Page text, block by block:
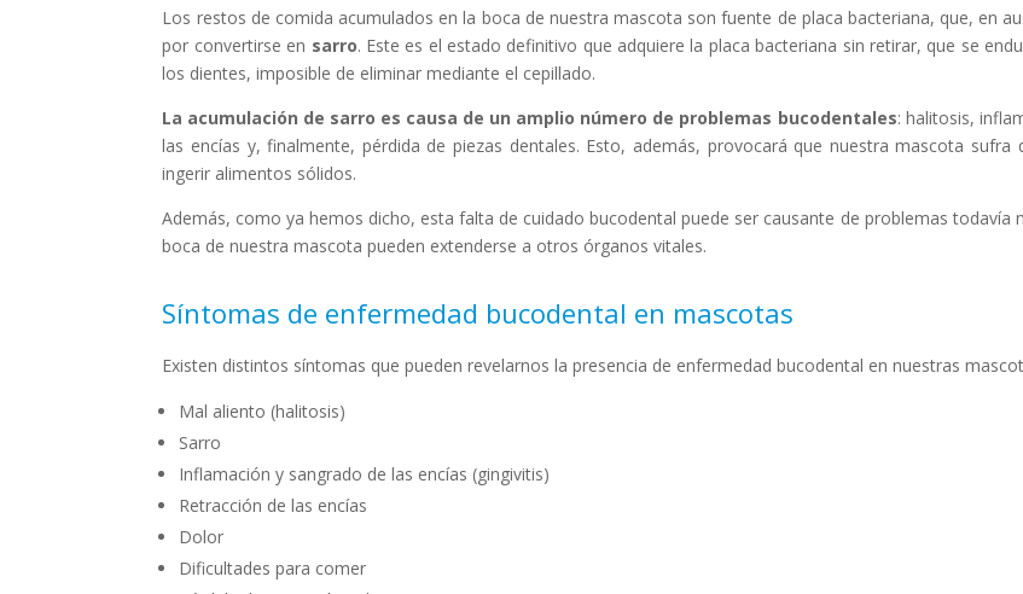
Los restos de comida acumulados en la boca de nuestra mascota son fuente de placa bacteriana, que, en
por convertirse en sarro. Este es el estado definitivo que adquiere la placa bacteriana sin retirar, que se
los dientes, imposible de eliminar mediante el cepillado.
La acumulación de sarro es causa de un amplio número de problemas bucodentales: halitosis,
las encías y, finalmente, pérdida de piezas dentales. Esto, además, provocará que nuestra mascota
ingerir alimentos sólidos.
Además, como ya hemos dicho, esta falta de cuidado bucodental puede ser causante de problemas todavía
boca de nuestra mascota pueden extenderse a otros órganos vitales.
Síntomas de enfermedad bucodental en mascotas
Existen distintos síntomas que pueden revelarnos la presencia de enfermedad bucodental en nuestras
Mal aliento (halitosis)
Sarro
Inflamación y sangrado de las encías (gingivitis)
Retracción de las encías
Dolor
Dificultades para comer